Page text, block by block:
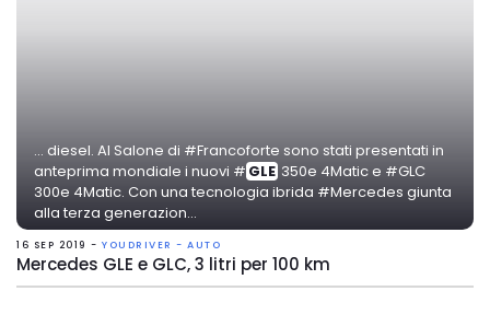
... diesel. Al Salone di #Francoforte sono stati presentati in
anteprima mondiale i nuovi # GLE 350e 4Matic e #GLC
300e 4Matic. Con una tecnologia ibrida #Mercedes giunta
alla terza generazion...
16 SEP 2019 - YOUDRIVER - AUTO
Mercedes GLE e GLC, 3 litri per 100 km